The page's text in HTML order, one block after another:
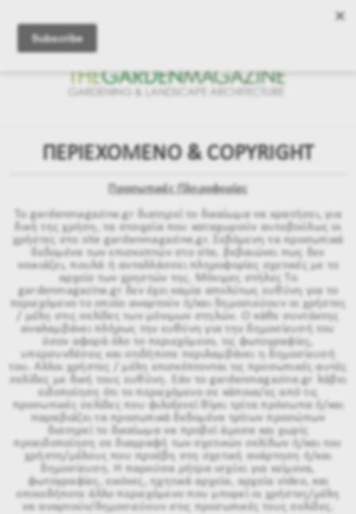
ΠΕΡΙΕΧΟΜΕΝΟ & COPYRIGHT
Προσωπικές Πληροφορίες
Το gardenmagazine.gr διατηρεί το δικαίωμα να κρατήσει, για
δική της χρήση, τα στοιχεία που καταχωρούν αυτοβούλως οι
χρήστες στο site gardenmagazine.gr. Σεβόμενη τα προσωπικά
δεδομένα των επισκεπτών στο site, βεβαιώνει πως δεν
νοικιάζει, πουλά ή ανταλλάσσει πληροφορίες σχετικές με το
αρχείο των χρηστών της. Μόνιμες στήλες Το
gardenmagazine.gr δεν έχει καμία απολύτως ευθύνη για το
περιεχόμενο το οποίο αναρτούν ή/και δημοσιεύουν οι χρήστες
/ μέλη στις σελίδες των μόνιμων στηλών. Ο κάθε συντάκτης
αναλαμβάνει πλήρως την ευθύνη για την δημοσίευσή του
όσον αφορά όλο το περιεχόμενο, τις φωτογραφίες,
υπερσυνδέσεις και οτιδήποτε περιλαμβάνει η δημοσίευσή
του. Αλλοι χρήστες / μέλη επισκέπτονται τις προσωπικές αυτές
σελίδες με δική τους ευθύνη. Εάν το gardenmagazine.gr λάβει
ειδοποίηση ότι το περιεχόμενο σε κάποια/ες από τις
προσωπικές σελίδες που φιλοξενεί θίγει τρίτα πρόσωπα ή/και
παραβιάζει τα προσωπικά δεδομένα τρίτων προσώπων
διατηρεί το δικαίωμα να προβεί άμεσα και χωρίς
προειδοποίηση σε διαγραφή των σχετικών σελίδων ή/και του
χρήστη/μέλους που προέβη στη σχετική ανάρτηση ή/και
δημοσίευση. Η παρούσα ρήτρα ισχύει για κείμενα,
φωτογραφίες, εικόνες, ηχητικά αρχεία, αρχεία video, και
οποιοδήποτε άλλο περιεχόμενο που μπορεί οι χρήστες/μέλη
να αναρτούν/δημοσιεύουν στις προσωπικές τους σελίδες.